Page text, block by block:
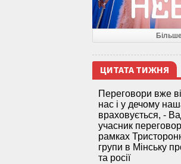
ЦИТАТА ТИЖНЯ
Переговори вже
нас і у дечому
враховується, -
учасник
рамках
групи в Мінську
та росії